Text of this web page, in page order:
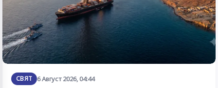
СВЯТ 6 Август 2026, 04:44